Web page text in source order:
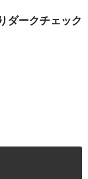
ダークチェック